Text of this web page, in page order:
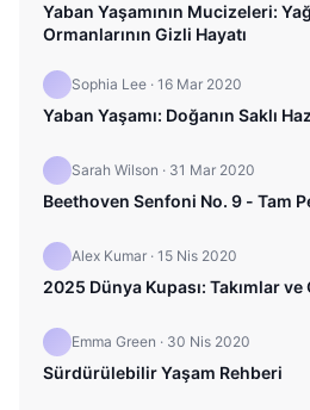
Yaban Yaşamının Mucizeleri:
Ormanlarının Gizli Hayatı
Sophia Lee · 16 Mar 2020
Yaban Yaşamı: Doğanın Saklı
Sarah Wilson · 31 Mar 2020
Beethoven Senfoni No. 9 - Tam
Alex Kumar · 15 Nis 2020
2025 Dünya Kupası: Takımlar
Emma Green · 30 Nis 2020
Sürdürülebilir Yaşam Rehberi